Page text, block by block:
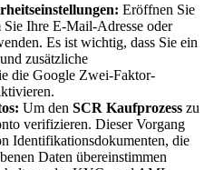
Eröffnen Sie
Ihre E-Mail-Adresse oder
Es ist wichtig, dass Sie ein
zusätzliche
die Google Zwei-Faktor-
Um den SCR Kaufprozess zu
verifizieren. Dieser Vorgang
Identifikationsdokumenten, die
Daten übereinstimmen